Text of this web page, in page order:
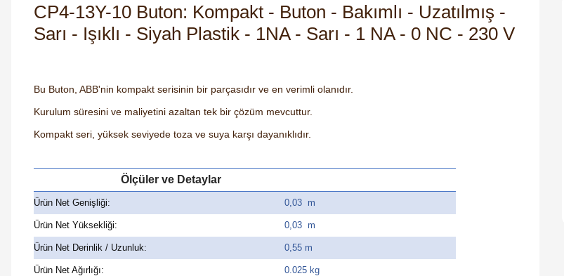
CP4-13Y-10 Buton: Kompakt - Buton - Bakımlı - Uzatılmış -
Sarı - Işıklı - Siyah Plastik - 1NA - Sarı - 1 NA - 0 NC - 230 V
Bu Buton, ABB'nin kompakt serisinin bir parçasıdır ve en verimli olanıdır.
Kurulum süresini ve maliyetini azaltan tek bir çözüm mevcuttur.
Kompakt seri, yüksek seviyede toza ve suya karşı dayanıklıdır.
Ölçüler ve Detaylar
Ürün Net Genişliği: 0,03 m
Ürün Net Yüksekliği: 0,03 m
Ürün Net Derinlik / Uzunluk: 0,55 m
Ürün Net Ağırlığı: 0.025 kg